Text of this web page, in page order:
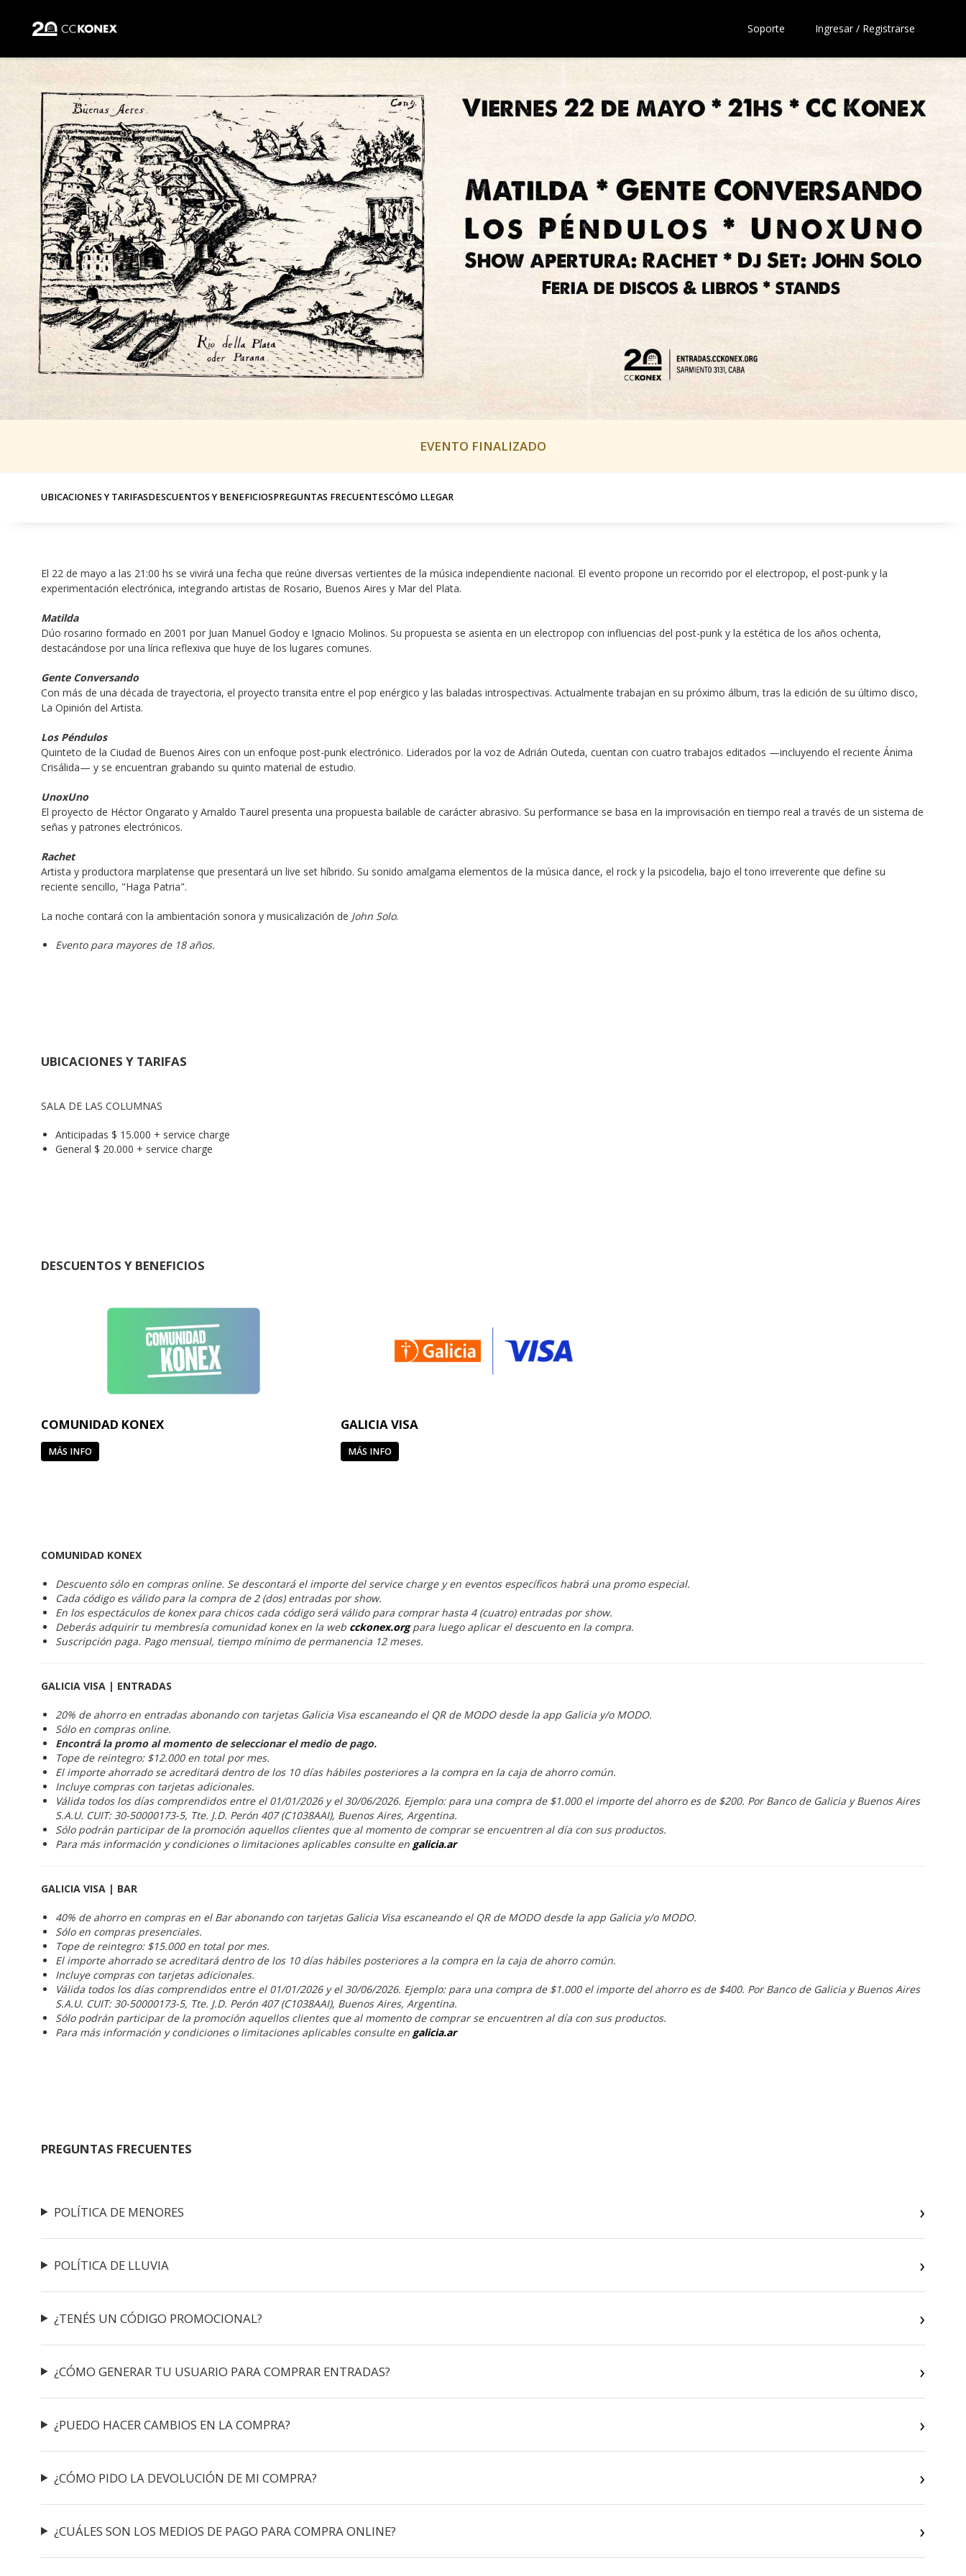
Soporte Ingresar / Registrarse
EVENTO FINALIZADO
UBICACIONES Y TARIFASDESCUENTOS Y BENEFICIOSPREGUNTAS FRECUENTESCÓMO LLEGAR
El 22 de mayo a las 21:00 hs se vivirá una fecha que reúne diversas vertientes de la música independiente nacional. El evento propone un recorrido por el electropop, el post-punk y la
experimentación electrónica, integrando artistas de Rosario, Buenos Aires y Mar del Plata.
Matilda
Dúo rosarino formado en 2001 por Juan Manuel Godoy e Ignacio Molinos. Su propuesta se asienta en un electropop con influencias del post-punk y la estética de los años ochenta,
destacándose por una lírica reflexiva que huye de los lugares comunes.
Gente Conversando
Con más de una década de trayectoria, el proyecto transita entre el pop enérgico y las baladas introspectivas. Actualmente trabajan en su próximo álbum, tras la edición de su último disco,
La Opinión del Artista.
Los Péndulos
Quinteto de la Ciudad de Buenos Aires con un enfoque post-punk electrónico. Liderados por la voz de Adrián Outeda, cuentan con cuatro trabajos editados —incluyendo el reciente Ánima
Crisálida— y se encuentran grabando su quinto material de estudio.
UnoxUno
El proyecto de Héctor Ongarato y Arnaldo Taurel presenta una propuesta bailable de carácter abrasivo. Su performance se basa en la improvisación en tiempo real a través de un sistema de
señas y patrones electrónicos.
Rachet
Artista y productora marplatense que presentará un live set híbrido. Su sonido amalgama elementos de la música dance, el rock y la psicodelia, bajo el tono irreverente que define su
reciente sencillo, "Haga Patria".
La noche contará con la ambientación sonora y musicalización de John Solo.
Evento para mayores de 18 años.
UBICACIONES Y TARIFAS
SALA DE LAS COLUMNAS
Anticipadas $ 15.000 + service charge
General $ 20.000 + service charge
DESCUENTOS Y BENEFICIOS
COMUNIDAD KONEX
MÁS INFO
GALICIA VISA
MÁS INFO
COMUNIDAD KONEX
Descuento sólo en compras online. Se descontará el importe del service charge y en eventos específicos habrá una promo especial.
Cada código es válido para la compra de 2 (dos) entradas por show.
En los espectáculos de konex para chicos cada código será válido para comprar hasta 4 (cuatro) entradas por show.
Deberás adquirir tu membresía comunidad konex en la web cckonex.org para luego aplicar el descuento en la compra.
Suscripción paga. Pago mensual, tiempo mínimo de permanencia 12 meses.
GALICIA VISA | ENTRADAS
20% de ahorro en entradas abonando con tarjetas Galicia Visa escaneando el QR de MODO desde la app Galicia y/o MODO.
Sólo en compras online.
Encontrá la promo al momento de seleccionar el medio de pago.
Tope de reintegro: $12.000 en total por mes.
El importe ahorrado se acreditará dentro de los 10 días hábiles posteriores a la compra en la caja de ahorro común.
Incluye compras con tarjetas adicionales.
Válida todos los días comprendidos entre el 01/01/2026 y el 30/06/2026. Ejemplo: para una compra de $1.000 el importe del ahorro es de $200. Por Banco de Galicia y Buenos Aires
S.A.U. CUIT: 30-50000173-5, Tte. J.D. Perón 407 (C1038AAI), Buenos Aires, Argentina.
Sólo podrán participar de la promoción aquellos clientes que al momento de comprar se encuentren al día con sus productos.
Para más información y condiciones o limitaciones aplicables consulte en galicia.ar
GALICIA VISA | BAR
40% de ahorro en compras en el Bar abonando con tarjetas Galicia Visa escaneando el QR de MODO desde la app Galicia y/o MODO.
Sólo en compras presenciales.
Tope de reintegro: $15.000 en total por mes.
El importe ahorrado se acreditará dentro de los 10 días hábiles posteriores a la compra en la caja de ahorro común.
Incluye compras con tarjetas adicionales.
Válida todos los días comprendidos entre el 01/01/2026 y el 30/06/2026. Ejemplo: para una compra de $1.000 el importe del ahorro es de $400. Por Banco de Galicia y Buenos Aires
S.A.U. CUIT: 30-50000173-5, Tte. J.D. Perón 407 (C1038AAI), Buenos Aires, Argentina.
Sólo podrán participar de la promoción aquellos clientes que al momento de comprar se encuentren al día con sus productos.
Para más información y condiciones o limitaciones aplicables consulte en galicia.ar
PREGUNTAS FRECUENTES
POLÍTICA DE MENORES
POLÍTICA DE LLUVIA
¿TENÉS UN CÓDIGO PROMOCIONAL?
¿CÓMO GENERAR TU USUARIO PARA COMPRAR ENTRADAS?
¿PUEDO HACER CAMBIOS EN LA COMPRA?
¿CÓMO PIDO LA DEVOLUCIÓN DE MI COMPRA?
¿CUÁLES SON LOS MEDIOS DE PAGO PARA COMPRA ONLINE?